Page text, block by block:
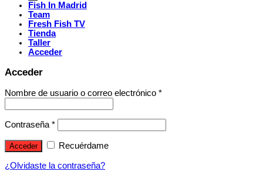
Fish In Madrid
Team
Fresh Fish TV
Tienda
Taller
Acceder
Acceder
Nombre de usuario o correo electrónico *
Contraseña *
Acceder Recuérdame
¿Olvidaste la contraseña?